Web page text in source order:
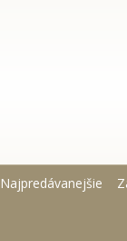
Najpredávanejšie